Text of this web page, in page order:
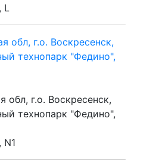
L
обл, г.о. Воскресенск,
технопарк "Федино",
обл, г.о. Воскресенск,
технопарк "Федино",
N1